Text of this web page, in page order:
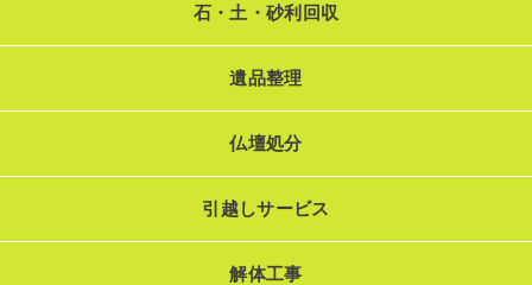
石・土・砂利回収
遺品整理
仏壇処分
引越しサービス
解体工事